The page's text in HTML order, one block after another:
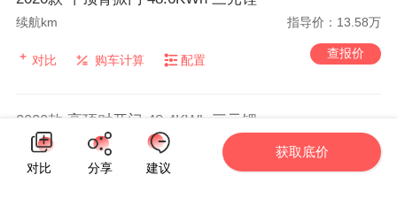
续航km 指导价：13.58万
对比 购车计算 配置 查报价
2020款 高顶对开门 48.4KWh 三元锂
续航km 指导价：13.98万
查报价
对比 分享 建议
获取底价